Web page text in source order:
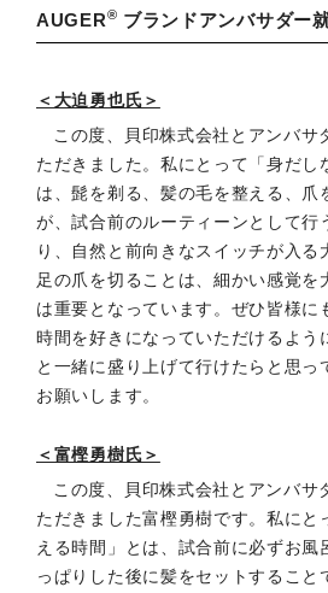
AUGER® ブランドアンバサダー
＜大迫勇也氏＞
この度、貝印株式会社とアンバサ
ただきました。私にとって「身だし
は、髭を剃る、髪の毛を整える、爪
が、試合前のルーティーンとして行
り、自然と前向きなスイッチが入る
足の爪を切ることは、細かい感覚を
は重要となっています。ぜひ皆様に
時間を好きになっていただけるよう
と一緒に盛り上げて行けたらと思っ
お願いします。
＜富樫勇樹氏＞
この度、貝印株式会社とアンバサ
ただきました富樫勇樹です。私にと
える時間」とは、試合前に必ずお風
っぱりした後に髪をセットすること